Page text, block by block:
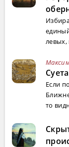
левых,
Если
то